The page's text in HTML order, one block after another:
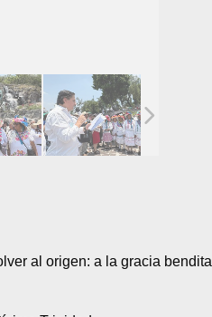
al origen: a la gracia